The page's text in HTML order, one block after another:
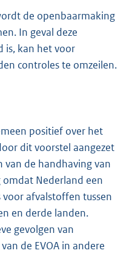
de openbaarmaking
In geval deze
is, kan het voor
controles te omzeilen.
positief over het
dit voorstel aangezet
de handhaving van
omdat Nederland een
afvalstoffen tussen
en derde landen.
gevolgen van
de EVOA in andere